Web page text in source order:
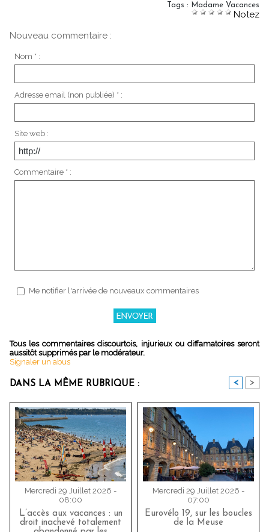
Tags : Madame Vacances
Notez
Nouveau commentaire :
Nom * :
Adresse email (non publiée) * :
Site web :
Commentaire * :
Me notifier l'arrivée de nouveaux commentaires
Tous les commentaires discourtois, injurieux ou diffamatoires seront
aussitôt supprimés par le modérateur.
Signaler un abus
DANS LA MÊME RUBRIQUE : < >
Mercredi 29 Juillet 2026 -
08:00
L’accès aux vacances : un
droit inachevé totalement
Mercredi 29 Juillet 2026 -
07:00
Eurovélo 19, sur les boucles
de la Meuse